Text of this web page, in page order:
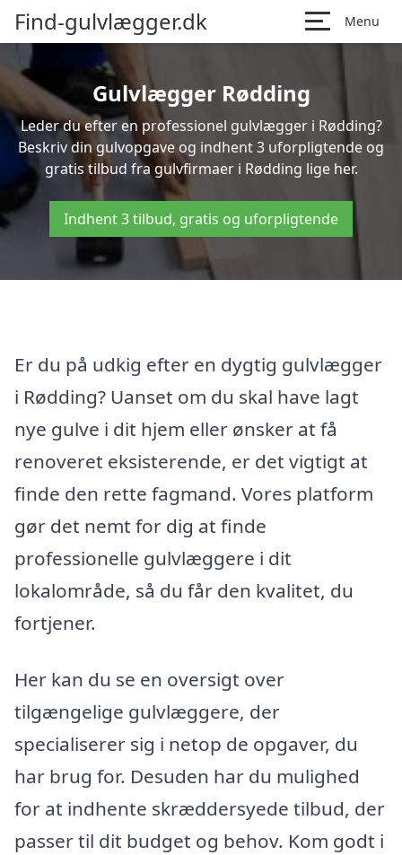
Find-gulvlægger.dk Menu
Gulvlægger Rødding
Leder du efter en professionel gulvlægger i Rødding?
Beskriv din gulvopgave og indhent 3 uforpligtende og
gratis tilbud fra gulvfirmaer i Rødding lige her.
Indhent 3 tilbud, gratis og uforpligtende
Er du på udkig efter en dygtig gulvlægger
i Rødding? Uanset om du skal have lagt
nye gulve i dit hjem eller ønsker at få
renoveret eksisterende, er det vigtigt at
finde den rette fagmand. Vores platform
gør det nemt for dig at finde
professionelle gulvlæggere i dit
lokalområde, så du får den kvalitet, du
fortjener.
Her kan du se en oversigt over
tilgængelige gulvlæggere, der
specialiserer sig i netop de opgaver, du
har brug for. Desuden har du mulighed
for at indhente skræddersyede tilbud, der
passer til dit budget og behov. Kom godt i